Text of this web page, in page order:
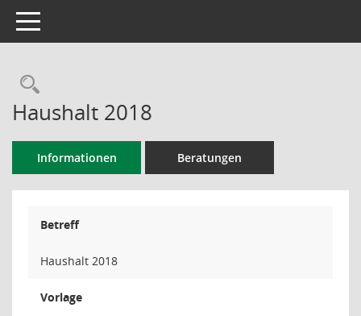
Toggle navigation
Rechercheauswahl
Haushalt 2018
Informationen Beratungen
Betreff
Haushalt 2018
Vorlage